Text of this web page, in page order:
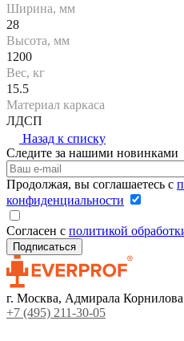
Ширина, мм
28
Высота, мм
1200
Вес, кг
15.5
Материал каркаса
ЛДСП
Назад к списку
Следите за нашими новинками
Продолжая, вы соглашаетесь с
конфиденциальности
Согласен с политикой
г. Москва, Адмирала
+7 (495) 211-30-05